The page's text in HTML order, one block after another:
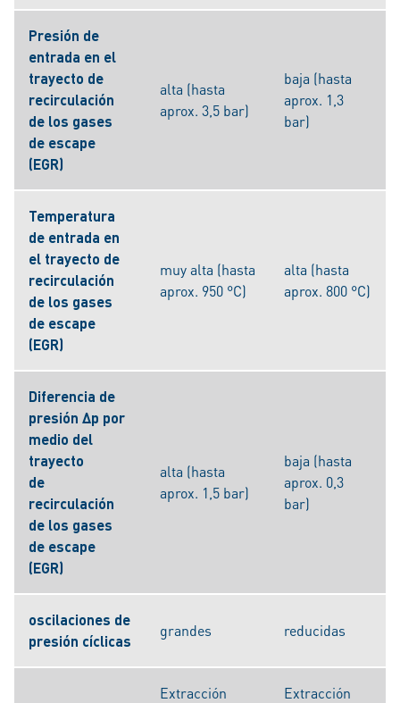
Presión de
entrada en el
trayecto de
recirculación
de los gases
de escape
(EGR)
alta (hasta
aprox. 3,5 bar)
baja (hasta
aprox. 1,3
bar)
Temperatura
de entrada en
el trayecto de
recirculación
de los gases
de escape
(EGR)
muy alta (hasta
aprox. 950 °C)
alta (hasta
aprox. 800 °C)
Diferencia de
presión Δp por
medio del
trayecto
de
recirculación
de los gases
de escape
(EGR)
alta (hasta
aprox. 1,5 bar)
baja (hasta
aprox. 0,3
bar)
oscilaciones de
presión cíclicas
grandes reducidas
Extracción Extracción